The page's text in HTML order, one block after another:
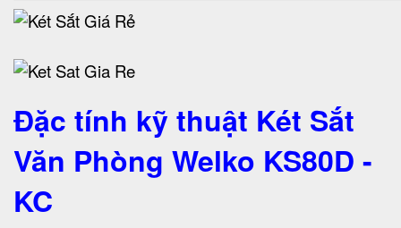
Đặc tính kỹ thuật Két Sắt
Văn Phòng Welko KS80D -
KC